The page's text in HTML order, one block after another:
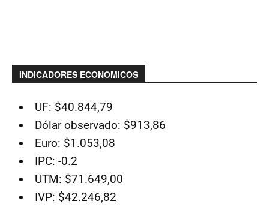
INDICADORES ECONOMICOS
UF: $40.844,79
Dólar observado: $913,86
Euro: $1.053,08
IPC: -0.2
UTM: $71.649,00
IVP: $42.246,82